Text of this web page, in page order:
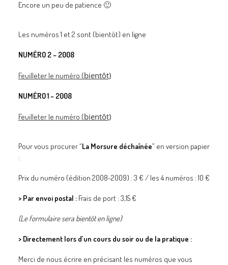
Encore un peu de patience 🙂
Les numéros 1 et 2 sont (bientôt) en ligne
NUMÉRO 2 – 2008
Feuilleter le numéro (bientôt)
NUMÉRO 1 – 2008
Feuilleter le numéro (bientôt)
Pour vous procurer “La Morsure déchaînée” en version papier
:
Prix du numéro (édition 2008-2009) : 3 € / les 4 numéros : 10 €
> Par envoi postal : Frais de port : 3,15 €
(Le formulaire sera bientôt en ligne)
> Directement lors d’un cours du soir ou de la pratique :
Merci de nous écrire en précisant les numéros que vous